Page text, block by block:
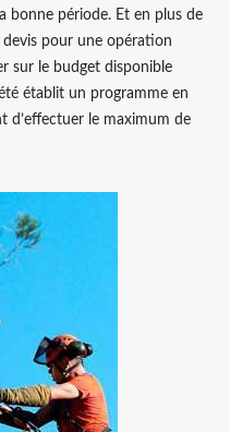
bonne période. Et en plus de
pour une opération
sur le budget disponible
établit un programme en
d’effectuer le maximum de